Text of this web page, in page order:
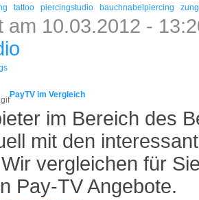
tattoo piercingstudio bauchnabelpiercing
am 10.03.2012 -
PayTV im Vergleich
im Bereich des
mit den
vergleichen für
Pay-TV Angebote.